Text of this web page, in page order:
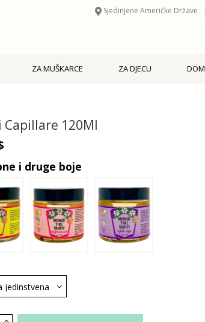
Sjedinjene Američke Države
ZA MUŠKARCE ZA DJECU DOM
Capillare 120Ml
i druge boje